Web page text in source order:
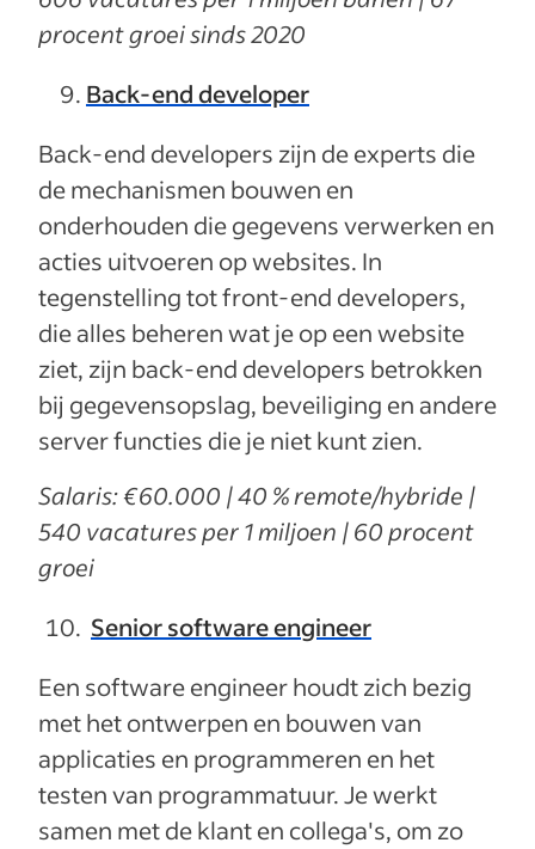
procent groei sinds 2020
Back-end developer
Back-end developers zijn de experts die
de mechanismen bouwen en
onderhouden die gegevens verwerken en
acties uitvoeren op websites. In
tegenstelling tot front-end developers,
die alles beheren wat je op een website
ziet, zijn back-end developers betrokken
bij gegevensopslag, beveiliging en andere
server functies die je niet kunt zien.
Salaris: €60.000 | 40 % remote/hybride |
540 vacatures per 1 miljoen | 60 procent
groei
Senior software engineer
Een software engineer houdt zich bezig
met het ontwerpen en bouwen van
applicaties en programmeren en het
testen van programmatuur. Je werkt
samen met de klant en collega's, om zo